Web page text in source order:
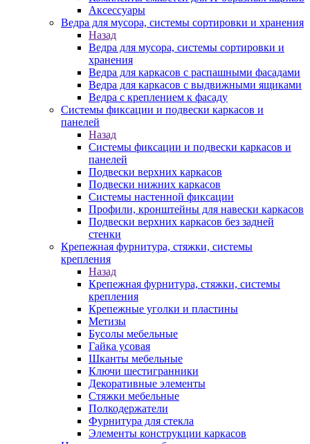
Аксессуары
Ведра для мусора, системы сортировки и хранения
Назад
Ведра для мусора, системы сортировки и
хранения
Ведра для каркасов с распашными фасадами
Ведра для каркасов с выдвижными ящиками
Ведра с креплением к фасаду
Системы фиксации и подвески каркасов и
панелей
Назад
Системы фиксации и подвески каркасов и
панелей
Подвески верхних каркасов
Подвески нижних каркасов
Системы настенной фиксации
Профили, кронштейны для навески каркасов
Подвески верхних каркасов без задней
стенки
Крепежная фурнитура, стяжки, системы
крепления
Назад
Крепежная фурнитура, стяжки, системы
крепления
Крепежные уголки и пластины
Метизы
Бусолы мебельные
Гайка усовая
Шканты мебельные
Ключи шестигранники
Декоративные элементы
Стяжки мебельные
Полкодержатели
Фурнитура для стекла
Элементы конструкции каркасов